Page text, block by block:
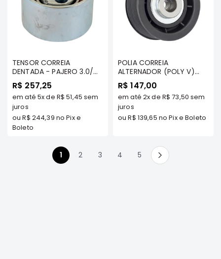
FRONTIER
NGK
DENSO
FAMA
WILLTEC
L200
Triton
e
Dakar
TENSOR CORREIA
DENTADA - PAJERO 3.0/
3.5 V6 24V / l200 TRITON
3.5 V6 / PAJERO FULL 3.8
V6 - SKF
R$ 257,25
em até 5xde R$ 51,45 sem
juros
ouR$ 244,39 no Pix e
Boleto
POLIA CORREIA
ALTERNADOR (POLY V)
FRISADO - PAJERO SPORT
3.0/ 3.5 V6/ L200 TRITON
3.5 V6 - TSI
R$ 147,00
em até 2xde R$ 73,50 sem
juros
ouR$ 139,65 no Pix e Boleto
Você esta lendo a pagina
1 Página
2 Página
3 Página
4 Página
5 PáginaPróximo